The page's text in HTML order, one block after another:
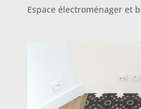
Espace électroménager et